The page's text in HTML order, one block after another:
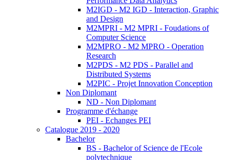
M2IGD - M2 IGD - Interaction, Graphic
and Design
M2MPRI - M2 MPRI - Foudations of
Computer Science
M2MPRO - M2 MPRO - Operation
Research
M2PDS - M2 PDS - Parallel and
Distributed Systems
M2PIC - Projet Innovation Conception
Non Diplomant
ND - Non Diplomant
Programme d'échange
PEI - Echanges PEI
Catalogue 2019 - 2020
Bachelor
BS - Bachelor of Science de l'Ecole
polytechnique